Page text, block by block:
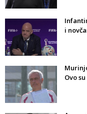
i
Ovo